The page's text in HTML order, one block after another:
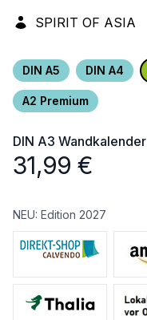
SPIRIT OF ASIA
DIN A5 DIN A4
A2 Premium
DIN A3 Wandkalender
31,99 €
NEU: Edition 2027